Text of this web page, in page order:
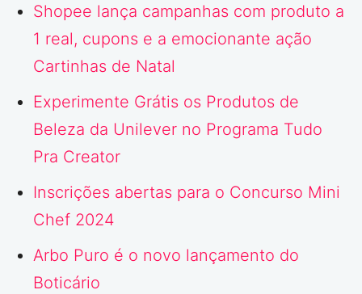
Shopee lança campanhas com produto a
1 real, cupons e a emocionante ação
Cartinhas de Natal
Experimente Grátis os Produtos de
Beleza da Unilever no Programa Tudo
Pra Creator
Inscrições abertas para o Concurso Mini
Chef 2024
Arbo Puro é o novo lançamento do
Boticário